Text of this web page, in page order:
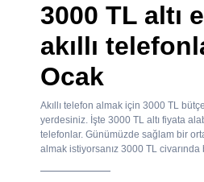
3000 TL altı
akıllı
Ocak
Akıllı telefon almak için 3000 TL
yerdesiniz. İşte 3000 TL altı fiyata
telefonlar. Günümüzde sağlam bir
almak istiyorsanız 3000 TL civarında